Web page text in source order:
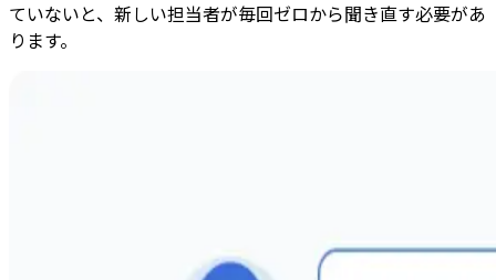
ていないと、新しい担当者が毎回ゼロから聞き直す必要があ
ります。